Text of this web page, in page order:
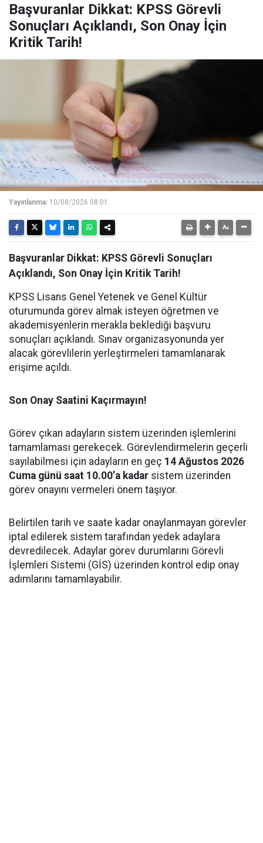
Başvuranlar Dikkat: KPSS Görevli
Sonuçları Açıklandı, Son Onay İçin
Kritik Tarih!
Yayınlanma: 10/08/2026 08:01
Başvuranlar Dikkat: KPSS Görevli Sonuçları
Açıklandı, Son Onay İçin Kritik Tarih!
KPSS Lisans Genel Yetenek ve Genel Kültür
oturumunda görev almak isteyen öğretmen ve
akademisyenlerin merakla beklediği başvuru
sonuçları açıklandı. Sınav organizasyonunda yer
alacak görevlilerin yerleştirmeleri tamamlanarak
erişime açıldı.
Son Onay Saatini Kaçırmayın!
Görev çıkan adayların sistem üzerinden işlemlerini
tamamlaması gerekecek. Görevlendirmelerin geçerli
sayılabilmesi için adayların en geç 14 Ağustos 2026
Cuma günü saat 10.00’a kadar sistem üzerinden
görev onayını vermeleri önem taşıyor.
Belirtilen tarih ve saate kadar onaylanmayan görevler
iptal edilerek sistem tarafından yedek adaylara
devredilecek. Adaylar görev durumlarını Görevli
İşlemleri Sistemi (GİS) üzerinden kontrol edip onay
adımlarını tamamlayabilir.